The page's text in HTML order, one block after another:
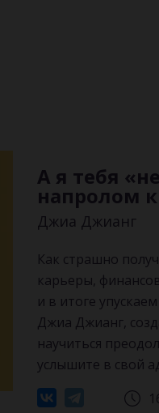
А я тебя
напролом
Джиа Джианг
Как страшно
карьеры,
и в итоге
Джиа Джианг,
научиться
услышите в свой